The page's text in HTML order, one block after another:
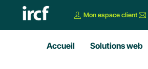
Mon espace client
Accueil Solutions web